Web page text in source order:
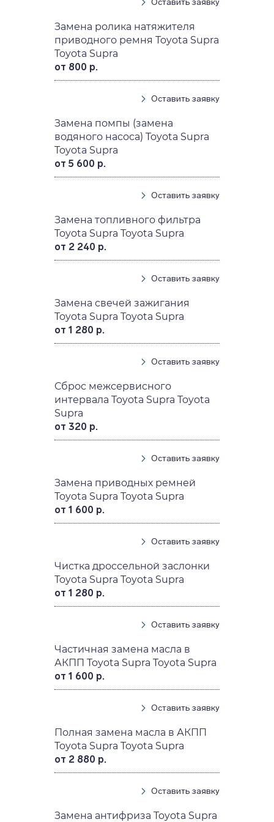
Замена ролика натяжителя
приводного ремня Toyota Supra
Toyota Supra
от 800 р.
Оставить заявку
Замена помпы (замена
водяного насоса) Toyota Supra
Toyota Supra
от 5 600 р.
Оставить заявку
Замена топливного фильтра
Toyota Supra Toyota Supra
от 2 240 р.
Оставить заявку
Замена свечей зажигания
Toyota Supra Toyota Supra
от 1 280 р.
Оставить заявку
Сброс межсервисного
интервала Toyota Supra Toyota
Supra
от 320 р.
Оставить заявку
Замена приводных ремней
Toyota Supra Toyota Supra
от 1 600 р.
Оставить заявку
Чистка дроссельной заслонки
Toyota Supra Toyota Supra
от 1 280 р.
Оставить заявку
Частичная замена масла в
АКПП Toyota Supra Toyota Supra
от 1 600 р.
Оставить заявку
Полная замена масла в АКПП
Toyota Supra Toyota Supra
от 2 880 р.
Оставить заявку
Замена антифриза Toyota Supra